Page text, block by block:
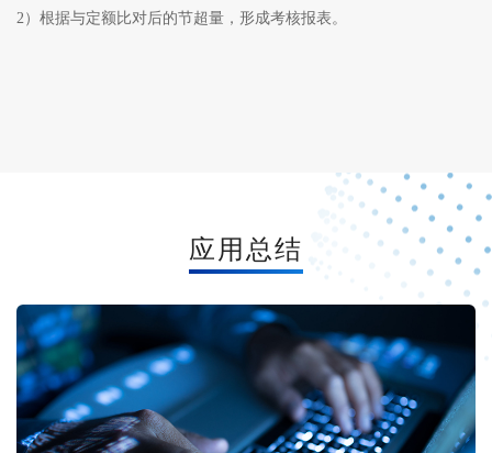
2）根据与定额比对后的节超量，形成考核报表。
应用总结